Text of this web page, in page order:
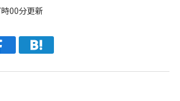
00分更新